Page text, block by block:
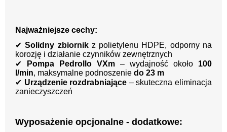
Najważniejsze cechy:
✔Solidny zbiornikz polietylenu HDPE, odporny na
korozję i działanie czynników zewnętrznych
✔
Pompa Pedrollo VXm – wydajność około 100
l/min, maksymalne podnoszenie do 23 m
✔ Urządzenie rozdrabniające – skuteczna eliminacja
zanieczyszczeń
Wyposażenie opcjonalne - dodatkowe: